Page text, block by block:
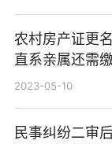
农村房产证更
直系亲属还需
2023-05-10
民事纠纷二审